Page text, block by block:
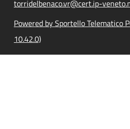
torridelbenaco.vr@cert.ip-
Powered by Sportello Telematico
10.42.0)